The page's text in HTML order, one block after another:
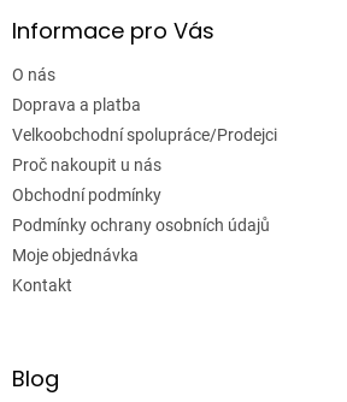
Informace pro Vás
O nás
Doprava a platba
Velkoobchodní spolupráce/Prodejci
Proč nakoupit u nás
Obchodní podmínky
Podmínky ochrany osobních údajů
Moje objednávka
Kontakt
Blog